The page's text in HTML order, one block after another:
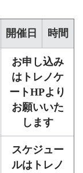
開催日 時間
お申し込み
はトレノケ
ートHPより
お願いいた
します
スケジュー
ルはトレノ